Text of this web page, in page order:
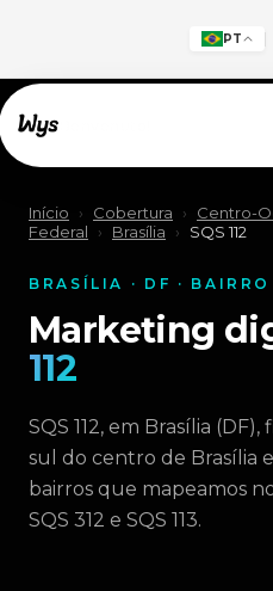
PT
Início › Cobertura › Centro-
Federal
› Brasília › SQS 112
BRASÍLIA · DF · BAIRRO
Marketing
112
SQS 112, em Brasília
sul do centro de Brasília
bairros que mapeamos
SQS 312 e SQS 113.